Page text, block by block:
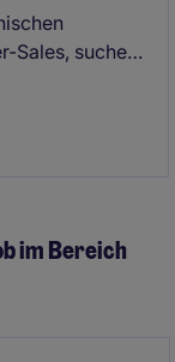
Sales, suchen
Standorten
auf
im Bereich